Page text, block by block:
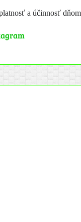
a účinnosť